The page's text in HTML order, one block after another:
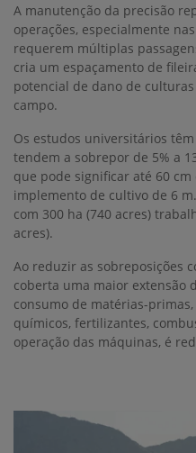
A manutenção da precisão
operações, especialmente
requerem múltiplas
cria um espaçamento de
potencial de dano de
campo.
Os estudos universitários
tendem a sobrepor de 5% a
que pode significar até 60
implemento de cultivo de 6
com 300 ha (740 acres)
acres).
Ao reduzir as sobreposições
coberta uma maior extensão
consumo de matérias-
químicos, fertilizantes,
operação das máquinas, é